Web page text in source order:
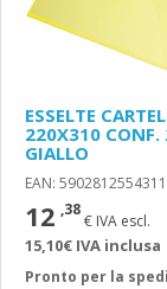
ESSELTE
220X310 CONF.
GIALLO
EAN: 5902812554311
12 ,38
€ IVA escl.
15,10€ IVA inclusa
Pronto per la